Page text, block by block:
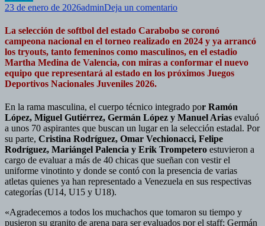
23 de enero de 2026adminDeja un comentarioen
carabobeño
busca
mantener
su
título
Juegos
Deportivos
Nacionales
2026
La selección de softbol del estado Carabobo se coronó
campeona nacional en el torneo realizado en 2024 y ya arrancó
los tryouts, tanto femeninos como masculinos, en el estadio
Martha Medina de Valencia, con miras a conformar el nuevo
equipo que representará al estado en los próximos Juegos
Deportivos Nacionales Juveniles 2026.
En la rama masculina, el cuerpo técnico integrado por Ramón
López, Miguel Gutiérrez, Germán López y Manuel Arias evaluó
a unos 70 aspirantes que buscan un lugar en la selección estadal. Por
su parte, Cristina Rodríguez, Omar Vechionacci, Felipe
Rodríguez, Mariángel Palencia y Erik Trompetero estuvieron a
cargo de evaluar a más de 40 chicas que sueñan con vestir el
uniforme vinotinto y donde se contó con la presencia de varias
atletas quienes ya han representado a Venezuela en sus respectivas
categorías (U14, U15 y U18).
«Agradecemos a todos los muchachos que tomaron su tiempo y
pusieron su granito de arena para ser evaluados por el staff; Germán